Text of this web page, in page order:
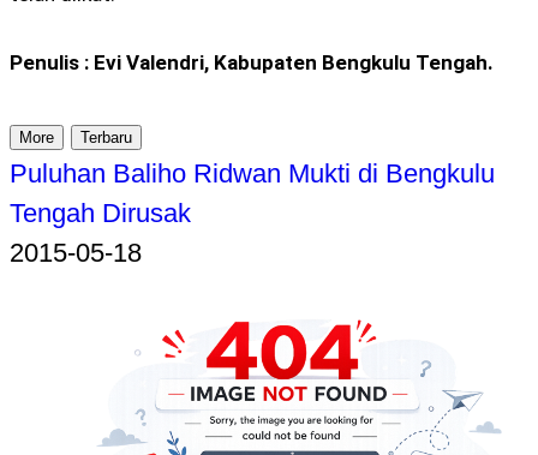
Penulis : Evi Valendri, Kabupaten Bengkulu Tengah.
More Terbaru
Puluhan Baliho Ridwan Mukti di Bengkulu
Tengah Dirusak
2015-05-18